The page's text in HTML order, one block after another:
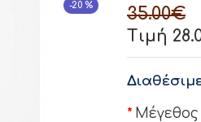
-20 %
Τιμή
35.00€
Μέγεθος